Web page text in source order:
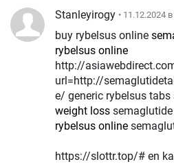
Stanleyirogy • 11.12.2024
buy rybelsus online
rybelsus online
http://
url=http://
e/ generic rybelsus tabs
weight loss
rybelsus online
https://slottr.top/# en